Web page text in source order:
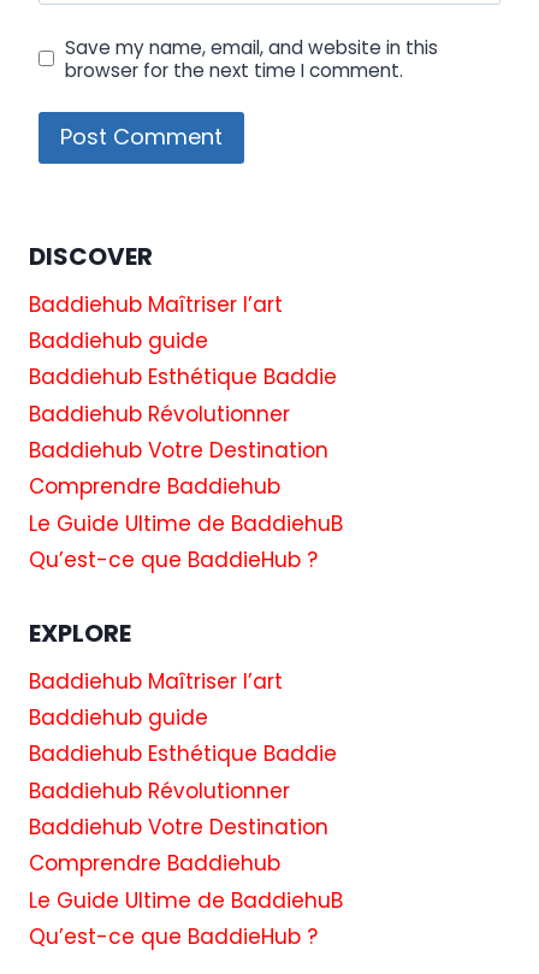
Save my name, email, and website in this
browser for the next time I comment.
DISCOVER
Baddiehub Maîtriser l’art
Baddiehub guide
Baddiehub Esthétique Baddie
Baddiehub Révolutionner
Baddiehub Votre Destination
Comprendre Baddiehub
Le Guide Ultime de BaddiehuB
Qu’est-ce que BaddieHub ?
EXPLORE
Baddiehub Maîtriser l’art
Baddiehub guide
Baddiehub Esthétique Baddie
Baddiehub Révolutionner
Baddiehub Votre Destination
Comprendre Baddiehub
Le Guide Ultime de BaddiehuB
Qu’est-ce que BaddieHub ?